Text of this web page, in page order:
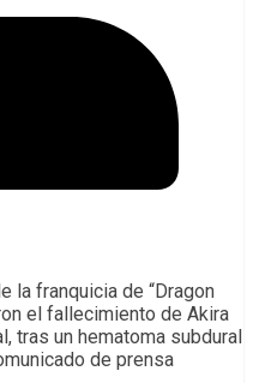
la franquicia de “Dragon
el fallecimiento de Akira
tras un hematoma subdural
de prensa